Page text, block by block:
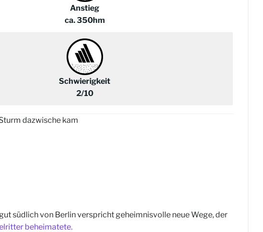
Anstieg
ca. 350hm
Schwierigkeit
2/10
dazwische kam
südlich von Berlin verspricht geheimnisvolle neue Wege, der
beheimatete.